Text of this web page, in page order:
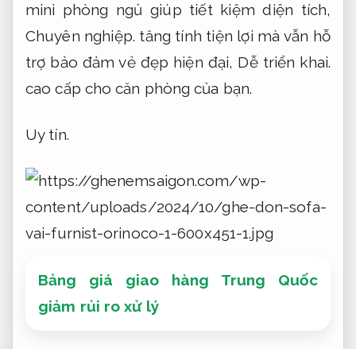
mini phòng ngủ giúp tiết kiệm diện tích,
Chuyên nghiệp. tăng tính tiện lợi mà vẫn hỗ
trợ bảo đảm vẻ đẹp hiện đại, Dễ triển khai.
cao cấp cho căn phòng của bạn.
Uy tín.
Bảng giá giao hàng Trung Quốc
giảm rủi ro xử lý